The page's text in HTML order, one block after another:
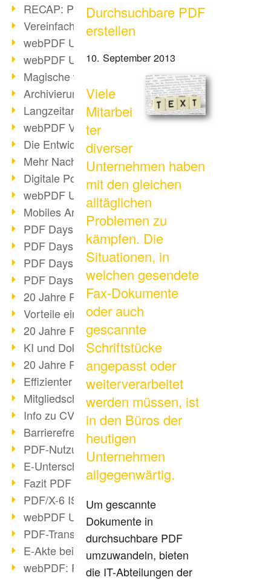
RECAP: PDF Days Europe 2022
Vereinfachung Personalprozesse
webPDF Update 8.0.0.2727
webPDF Update 9.0.0.2732
Magische webPDF Version 9
Archivierung: Aufbewahrungsfristen
Langzeitarchivierung mit PDF/A
webPDF Video - Behind the Scenes
Die Entwicklung von PDF/X
Mehr Nachhaltigkeit durch PDF
Digitale Post als PDF/A
webPDF Update 8.0.0.2531
Mobiles Arbeiten mit PDF
PDF Days 2022 Themenblock 3
PDF Days 2022 Themenblock 2
PDF Days 2022 Themenblock 1
PDF Days Europe 2022
20 Jahre PDF/X (Teil 3)
Vorteile einer PDF-Businesslösung
20 Jahre PDF/X (Teil 2)
KI und Dokumenten-Management
20 Jahre PDF/X (Teil 1)
Effizienter Dokumenten Workflow
Mitgliedschaft PDF Association
Info zu CVE-2022-22965
Barrierefreiheit mehr als Inklusion
PDF-Nutzung durch Pandemie
E-Unterschriften für Verwaltung
Fazit PDF Days 2021
PDF/X-6 ISO-Norm
webPDF Update 8.0.0.2393
PDF-Transparenz beim PDF-Format
E-Akte bei Behörden
webPDF: PDF-Anhänge verwalten
Durchsuchbare PDF
erstellen
10. September 2013
Viele
Mitarbei
ter
diverser
Unternehmen haben
mit den gleichen
alltäglichen
Problemen zu
kämpfen. Die
Situationen, in
welchen gesendete
Fax-Dokumente
oder auch
gescannte
Schriftstücke
angepasst oder
weiterverarbeitet
werden müssen, ist
in den Büros der
heutigen
Unternehmen
allgegenwärtig.
Um gescannte
Dokumente in
durchsuchbare PDF
umzuwandeln, bieten
die IT-Abteilungen der